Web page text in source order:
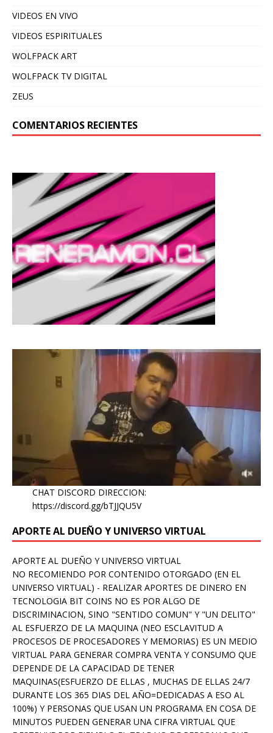
VIDEOS EN VIVO
VIDEOS ESPIRITUALES
WOLFPACK ART
WOLFPACK TV DIGITAL
ZEUS
COMENTARIOS RECIENTES
CHAT DISCORD DIRECCION:
https://discord.gg/bTJJQU5V
APORTE AL DUEÑO Y UNIVERSO VIRTUAL
APORTE AL DUEÑO Y UNIVERSO VIRTUAL
NO RECOMIENDO POR CONTENIDO OTORGADO (EN EL
UNIVERSO VIRTUAL) - REALIZAR APORTES DE DINERO EN
TECNOLOGIA BIT COINS NO ES POR ALGO DE
DISCRIMINACION, SINO "SENTIDO COMUN" Y "UN DELITO"
AL ESFUERZO DE LA MAQUINA (NEO ESCLAVITUD A
PROCESOS DE PROCESADORES Y MEMORIAS) ES UN MEDIO
VIRTUAL PARA GENERAR COMPRA VENTA Y CONSUMO QUE
DEPENDE DE LA CAPACIDAD DE TENER
MAQUINAS(ESFUERZO DE ELLAS , MUCHAS DE ELLAS 24/7
DURANTE LOS 365 DIAS DEL AÑO=DEDICADAS A ESO AL
100%) Y PERSONAS QUE USAN UN PROGRAMA EN COSA DE
MINUTOS PUEDEN GENERAR UNA CIFRA VIRTUAL QUE